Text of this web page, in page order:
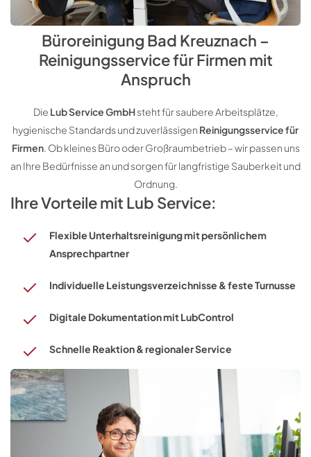
Büroreinigung Bad Kreuznach –
Reinigungsservice für Firmen mit
Anspruch
Die Lub Service GmbHsteht für saubere Arbeitsplätze,
hygienische Standards und zuverlässigen Reinigungsservice für
Firmen. Ob kleines Büro oder Großraumbetrieb – wir passen uns
an Ihre Bedürfnisse an und sorgen für langfristige Sauberkeit und
Ordnung.
Ihre Vorteile mit Lub Service:
Flexible Unterhaltsreinigung mit persönlichem
Ansprechpartner
Individuelle Leistungsverzeichnisse & feste Turnusse
Digitale Dokumentation mit LubControl
Schnelle Reaktion & regionaler Service